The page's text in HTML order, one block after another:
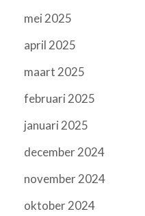
mei 2025
april 2025
maart 2025
februari 2025
januari 2025
december 2024
november 2024
oktober 2024